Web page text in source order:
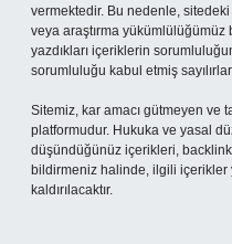
vermektedir. Bu nedenle,
veya araştırma yükümlülüğümüz
yazdıkları içeriklerin
sorumluluğu kabul etmiş
Sitemiz, kar amacı gütmeyen ve
platformudur. Hukuka ve yasal
düşündüğünüz içerikleri,
bildirmeniz halinde, ilgili
kaldırılacaktır.